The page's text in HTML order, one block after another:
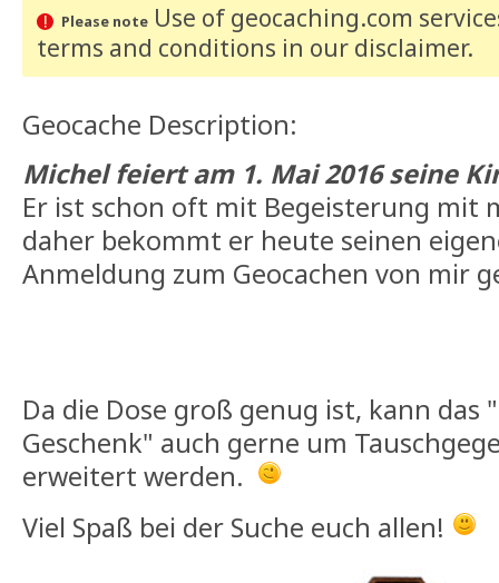
Please noteUse of geocaching.com
terms and conditions in our disclaimer.
Geocache Description:
Michel feiert am 1. Mai 2016 seine
Er ist schon oft mit Begeisterung mit
daher bekommt er heute seinen
Anmeldung zum Geocachen von mir
Da die Dose groß genug ist, kann das
Geschenk" auch gerne um
erweitert werden.
Viel Spaß bei der Suche euch allen!